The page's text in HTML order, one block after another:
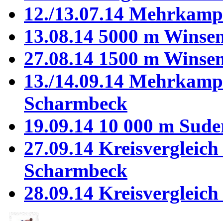
12./13.07.14
13.08.14 5000 m
27.08.14 1500 m
13./14.09.14
Scharmbeck
19.09.14 10 000 m
27.09.14
Scharmbeck
28.09.14